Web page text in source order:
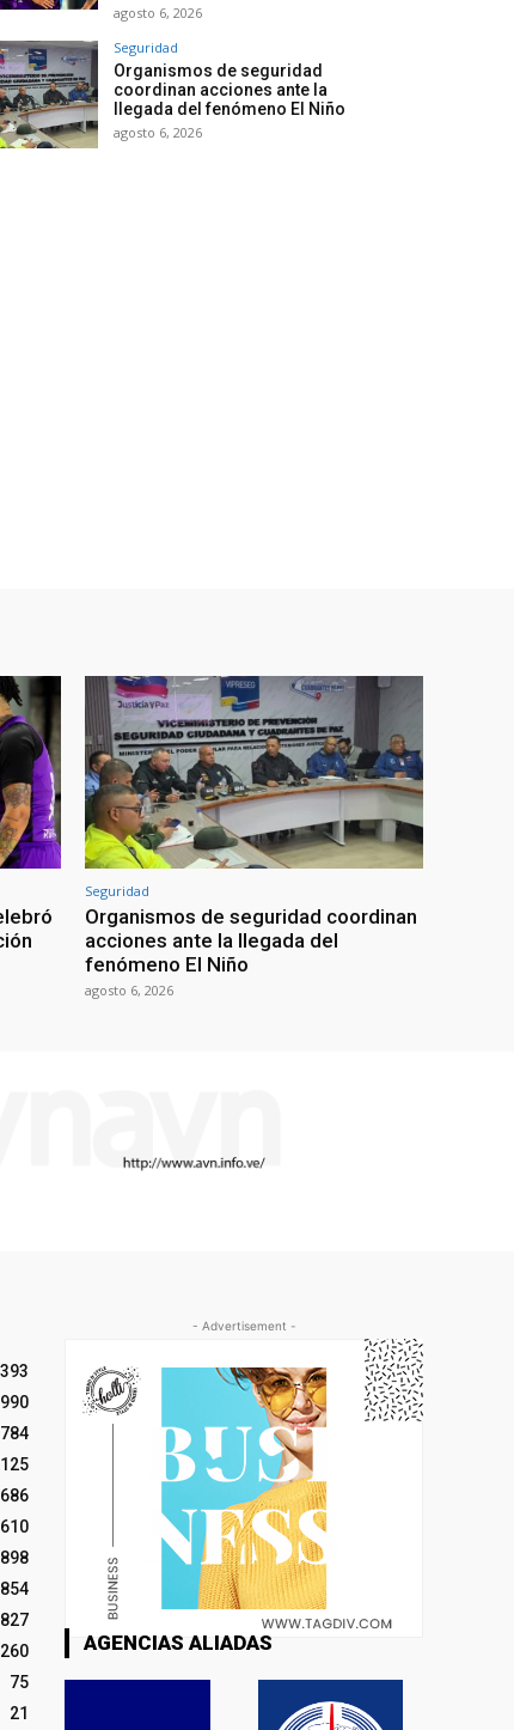
agosto 6, 2026
Seguridad
Organismos de seguridad
coordinan acciones ante la
llegada del fenómeno El Niño
agosto 6, 2026
Seguridad
Organismos de seguridad coordinan
acciones ante la llegada del
fenómeno El Niño
agosto 6, 2026
898
854
827
260
75
21
- Advertisement -
AGENCIAS ALIADAS